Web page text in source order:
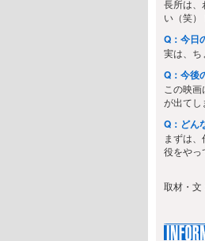
長所は
い（笑
Q：今日
実は、ち
Q：今後
この映
が出てし
Q：どん
まずは
役をやっ
取材・